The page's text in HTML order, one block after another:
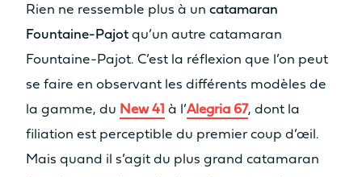
Rien ne ressemble plus à un catamaran
Fountaine-Pajotqu’un autre catamaran
Fountaine-Pajot. C’est la réflexion que l’on peut
se faire en observant les différents modèles de
la gamme, du New 41 à l’Alegria 67, dont la
filiation est perceptible du premier coup d’œil.
Mais quand il s’agit du plus grand catamaran
INFORMATIONS
TECHNIQUES
13.26m
LARGEUR HORS TOUT